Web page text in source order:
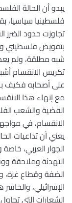
يبدو أن الحالة
فلسطينيا سياسيا،
تجاوزت حدود الضرر
بتفويض فلسطيني
شبه مطلقة، ولم
تكريس الانقسام
على أصحابه فكيف
مع إنهاء هذا
القضية والشعب
الانقسام، في
يعني أن تداعيات
الجوار العربي،
التهدئة
الضفة وقطاع غزة،
الإسرائيلي،
الشعارات التي